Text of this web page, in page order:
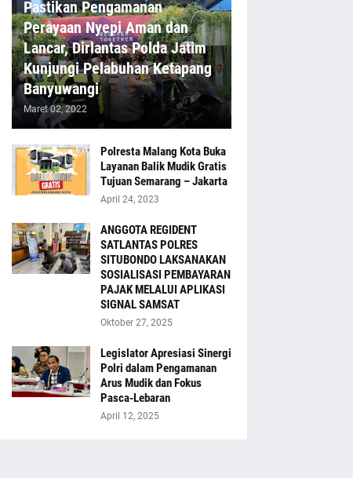
Pastikan Pengamanan
Perayaan Nyepi Aman dan
Lancar, Dirlantas Polda Jatim
Kunjungi Pelabuhan Ketapang
Banyuwangi
Maret 02, 2022
Polresta Malang Kota Buka
Layanan Balik Mudik Gratis
Tujuan Semarang – Jakarta
April 24, 2023
ANGGOTA REGIDENT
SATLANTAS POLRES
SITUBONDO LAKSANAKAN
SOSIALISASI PEMBAYARAN
PAJAK MELALUI APLIKASI
SIGNAL SAMSAT
Oktober 27, 2025
Legislator Apresiasi Sinergi
Polri dalam Pengamanan
Arus Mudik dan Fokus
Pasca-Lebaran
April 12, 2025